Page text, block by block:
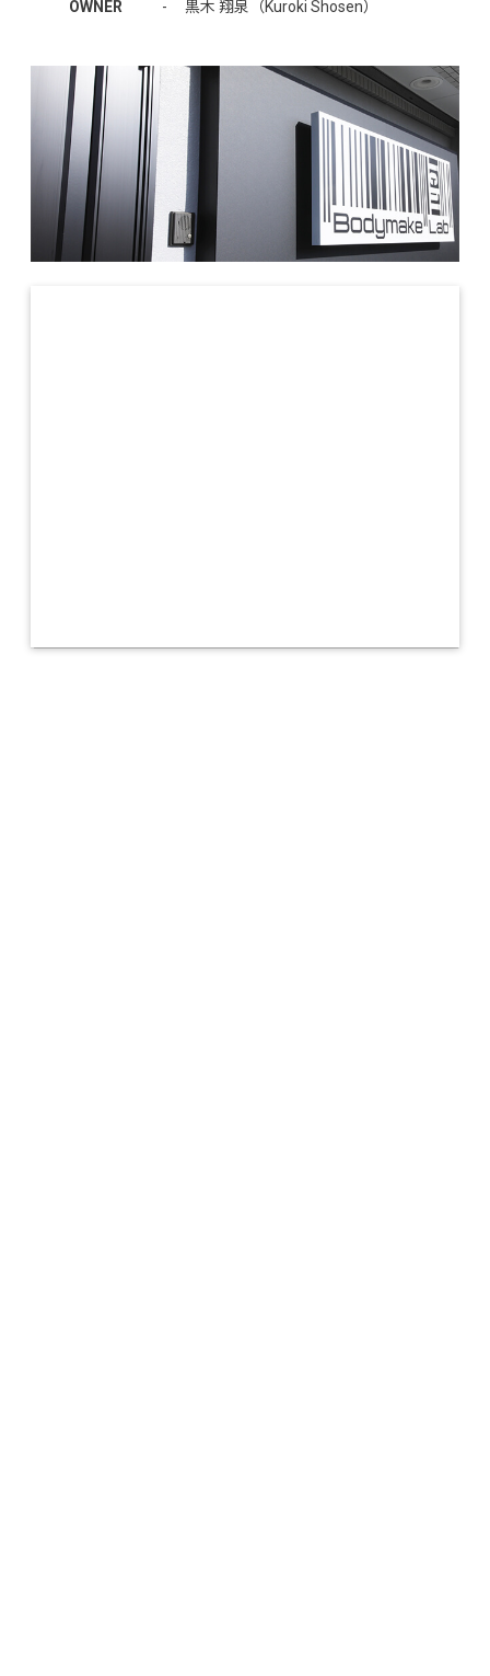
OWNER - 黒木 翔泉（Kuroki Shosen）